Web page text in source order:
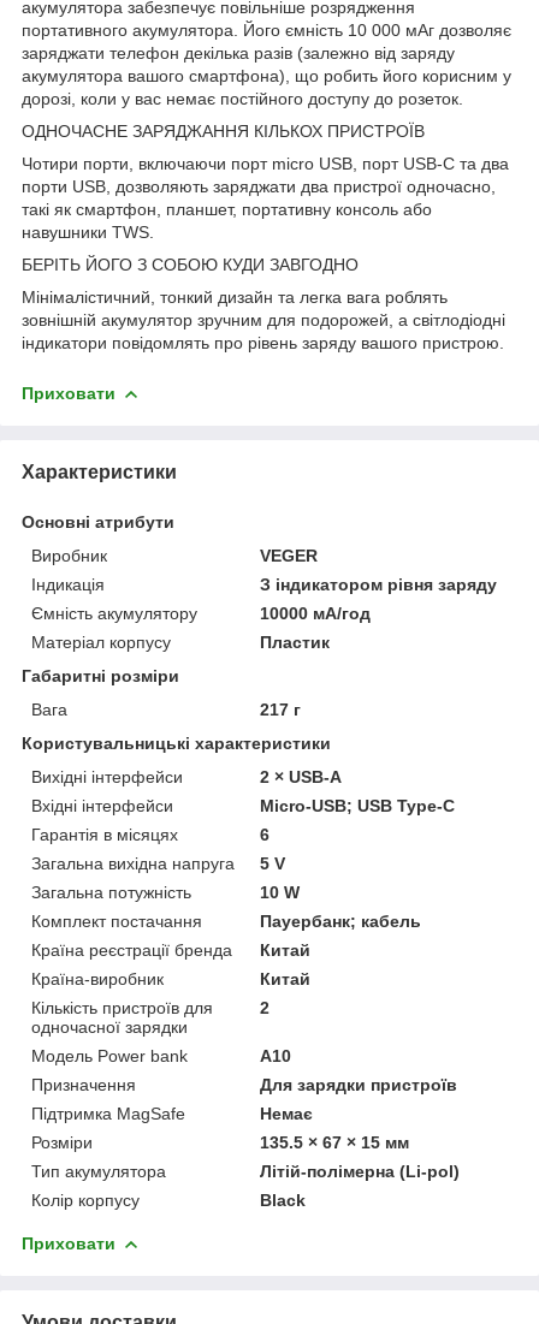
акумулятора забезпечує повільніше розрядження
портативного акумулятора. Його ємність 10 000 мАг дозволяє
заряджати телефон декілька разів (залежно від заряду
акумулятора вашого смартфона), що робить його корисним у
дорозі, коли у вас немає постійного доступу до розеток.
ОДНОЧАСНЕ ЗАРЯДЖАННЯ КІЛЬКОХ ПРИСТРОЇВ
Чотири порти, включаючи порт micro USB, порт USB-C та два
порти USB, дозволяють заряджати два пристрої одночасно,
такі як смартфон, планшет, портативну консоль або
навушники TWS.
БЕРІТЬ ЙОГО З СОБОЮ КУДИ ЗАВГОДНО
Мінімалістичний, тонкий дизайн та легка вага роблять
зовнішній акумулятор зручним для подорожей, а світлодіодні
індикатори повідомлять про рівень заряду вашого пристрою.
Приховати
Характеристики
Основні атрибути
Виробник
VEGER
Індикація
З індикатором рівня заряду
Ємність акумулятору
10000 мА/год
Матеріал корпусу
Пластик
Габаритні розміри
Вага
217 г
Користувальницькі характеристики
Вихідні інтерфейси
2 × USB-A
Вхідні інтерфейси
Micro-USB; USB Type-C
Гарантія в місяцях
6
Загальна вихідна напруга
5 V
Загальна потужність
10 W
Комплект постачання
Пауербанк; кабель
Країна реєстрації бренда
Китай
Країна-виробник
Китай
Кількість пристроїв для
одночасної зарядки
2
Модель Power bank
A10
Призначення
Для зарядки пристроїв
Підтримка MagSafe
Немає
Розміри
135.5 × 67 × 15 мм
Тип акумулятора
Літій-полімерна (Li-pol)
Колір корпусу
Black
Приховати